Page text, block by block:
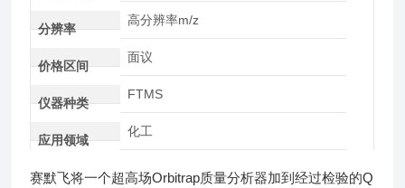
分辨率
高分辨率m/z
价格区间
面议
仪器种类
FTMS
应用领域
化工
赛默飞将一个超高场Orbitrap质量分析器加到经过检验的Q